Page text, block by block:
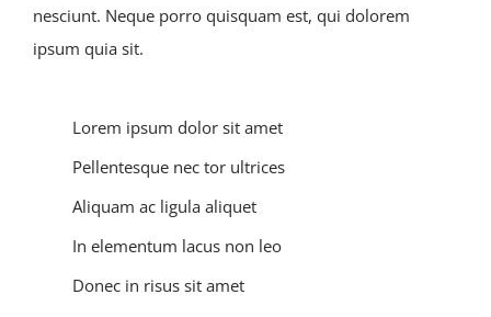
nesciunt. Neque porro quisquam est, qui dolorem
ipsum quia sit.
Lorem ipsum dolor sit amet
Pellentesque nec tor ultrices
Aliquam ac ligula aliquet
In elementum lacus non leo
Donec in risus sit amet